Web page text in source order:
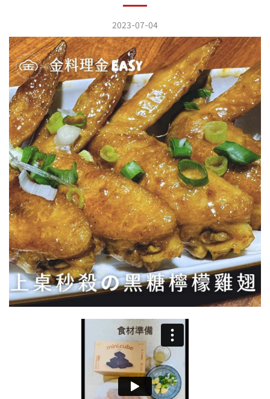
2023-07-04